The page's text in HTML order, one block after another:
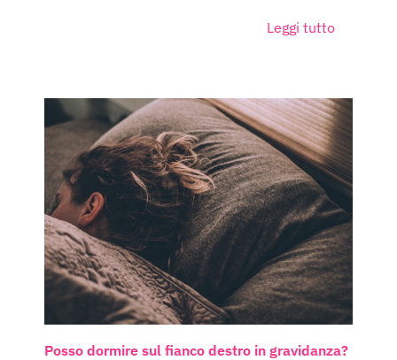
Leggi tutto
Posso dormire sul fianco destro in gravidanza?